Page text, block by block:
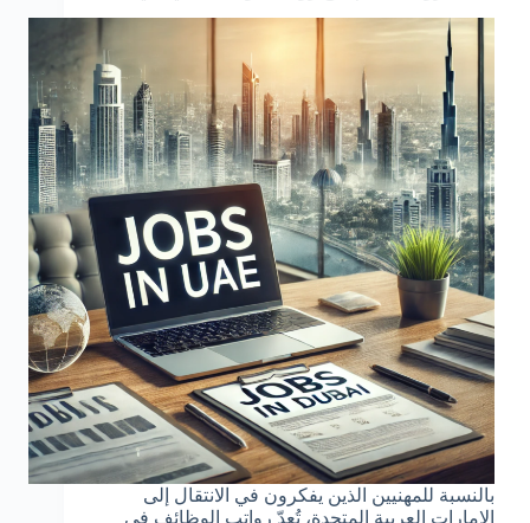
بالنسبة للمهنيين الذين يفكرون في الانتقال إلى
الإمارات العربية المتحدة، تُعدّ رواتب الوظائف في